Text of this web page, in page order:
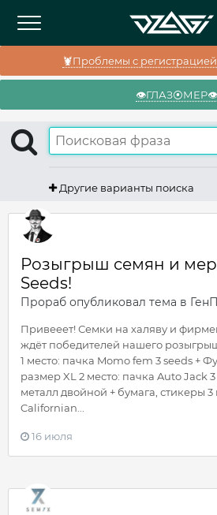
🦞Проблемы с
👁️ГЛАЗ⦿МЕР👁️
Другие варианты поиска
Розыгрыш семян и
Seeds!
Прораб опубликовал тема в
Привееет! Семки на халяву и
ждёт победителей нашего
1 место: пачка Momo fem 3 seeds +
размер XL 2 место: пачка Auto Jack
металл двойной + бумага, стикеры 3
Californian...
16 июля